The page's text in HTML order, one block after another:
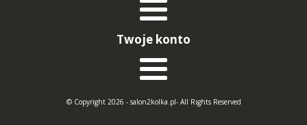
Twoje konto
© Copyright 2026 - salon2kolka.pl- All Rights Reserved